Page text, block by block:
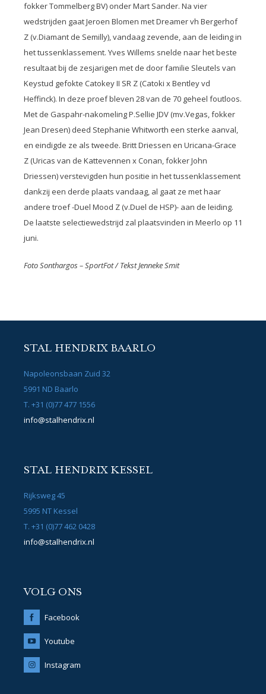
fokker Tommelberg BV) onder Mart Sander. Na vier
wedstrijden gaat Jeroen Blomen met Dreamer vh Bergerhof
Z (v.Diamant de Semilly), vandaag zevende, aan de leiding in
het tussenklassement. Yves Willems snelde naar het beste
resultaat bij de zesjarigen met de door familie Sleutels van
Keystud gefokte Catokey II SR Z (Catoki x Bentley vd
Heffinck). In deze proef bleven 28 van de 70 geheel foutloos.
Met de Gaspahr-nakomeling P.Sellie JDV (mv.Vegas, fokker
Jean Dresen) deed Stephanie Whitworth een sterke aanval,
en eindigde ze als tweede. Britt Driessen en Uricana-Grace
Z (Uricas van de Kattevennen x Conan, fokker John
Driessen) verstevigden hun positie in het tussenklassement
dankzij een derde plaats vandaag, al gaat ze met haar
andere troef -Duel Mood Z (v.Duel de HSP)- aan de leiding.
De laatste selectiewedstrijd zal plaatsvinden in Meerlo op 11
juni.
Foto Sonthargos – SportFot / Tekst Jenneke Smit
STAL HENDRIX BAARLO
Napoleonsbaan Zuid 32
5991 ND Baarlo
T. +31 (0)77 477 1556
info@stalhendrix.nl
STAL HENDRIX KESSEL
Rijksweg 45
5995 NT Kessel
T. +31 (0)77 462 0428
info@stalhendrix.nl
VOLG ONS
Facebook
Youtube
Instagram